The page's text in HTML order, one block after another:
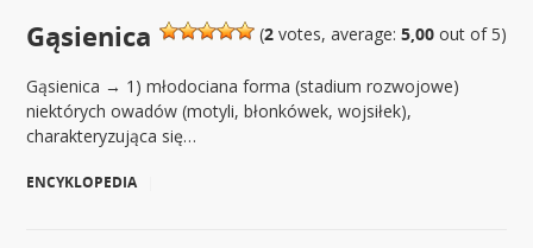
(2votes, average: 5,00out of 5)
Gąsienica
Gąsienica → 1) młodociana forma (stadium rozwojowe)
niektórych owadów (motyli, błonkówek, wojsiłek),
charakteryzująca się…
ENCYKLOPEDIA